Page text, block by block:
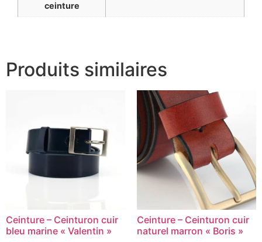
ceinture
Produits similaires
Ceinture – Ceinturon cuir
bleu marine « Valentin »
Ceinture – Ceinturon cuir
naturel marron « Boris »